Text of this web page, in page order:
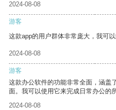
2024-08-08
游客
这款app的用户群体非常庞大，我可
2024-08-08
游客
这款办公软件的功能非常全面，涵盖
面。我可以使用它来完成日常办公的
2024-08-08